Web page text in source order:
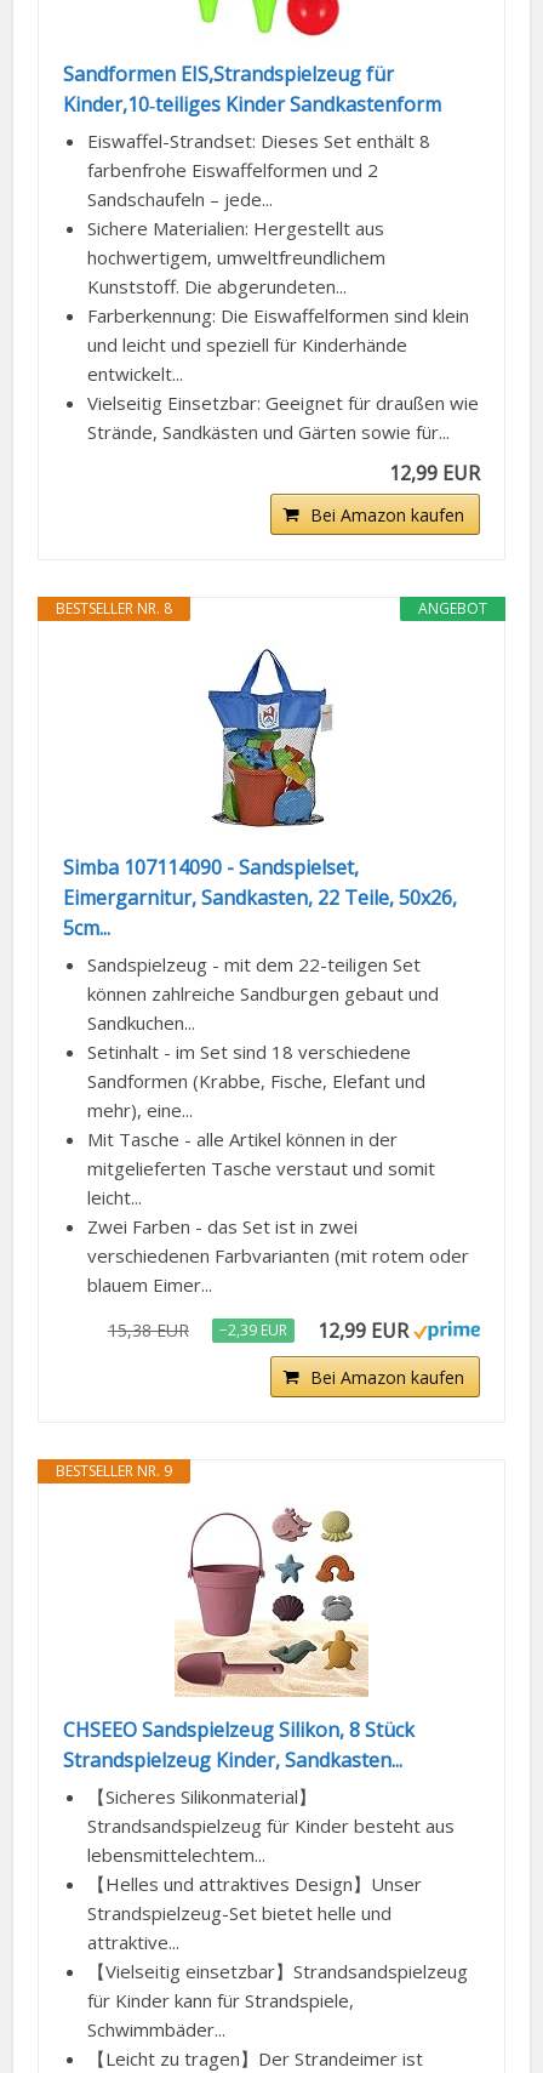
Sandformen EIS,Strandspielzeug für
Kinder,10‑teiliges Kinder Sandkastenform
Eiswaffel-Strandset: Dieses Set enthält 8
farbenfrohe Eiswaffelformen und 2
Sandschaufeln – jede...
Sichere Materialien: Hergestellt aus
hochwertigem, umweltfreundlichem
Kunststoff. Die abgerundeten...
Farberkennung: Die Eiswaffelformen sind klein
und leicht und speziell für Kinderhände
entwickelt...
Vielseitig Einsetzbar: Geeignet für draußen wie
Strände, Sandkästen und Gärten sowie für...
12,99 EUR
Bei Amazon kaufen
ANGEBOT
BESTSELLER NR. 8
Simba 107114090 - Sandspielset,
Eimergarnitur, Sandkasten, 22 Teile, 50x26,
5cm...
Sandspielzeug - mit dem 22-teiligen Set
können zahlreiche Sandburgen gebaut und
Sandkuchen...
Setinhalt - im Set sind 18 verschiedene
Sandformen (Krabbe, Fische, Elefant und
mehr), eine...
Mit Tasche - alle Artikel können in der
mitgelieferten Tasche verstaut und somit
leicht...
Zwei Farben - das Set ist in zwei
verschiedenen Farbvarianten (mit rotem oder
blauem Eimer...
15,38 EUR −2,39 EUR 12,99 EUR
Bei Amazon kaufen
BESTSELLER NR. 9
CHSEEO Sandspielzeug Silikon, 8 Stück
Strandspielzeug Kinder, Sandkasten...
【Sicheres Silikonmaterial】
Strandsandspielzeug für Kinder besteht aus
lebensmittelechtem...
【Helles und attraktives Design】Unser
Strandspielzeug-Set bietet helle und
attraktive...
【Vielseitig einsetzbar】Strandsandspielzeug
für Kinder kann für Strandspiele,
Schwimmbäder...
【Leicht zu tragen】Der Strandeimer ist